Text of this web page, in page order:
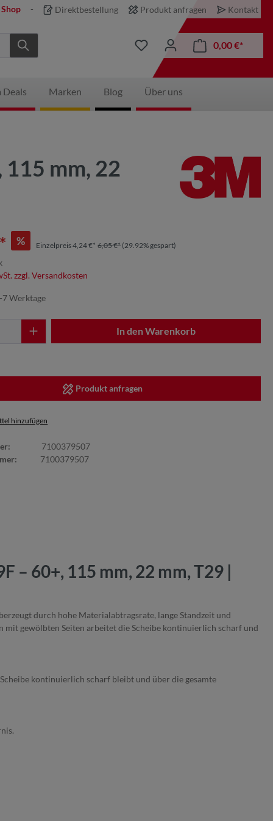
Direktbestellung Produkt anfragen Kontakt
0,00 €*
Deals Marken Blog Über uns
mm, 22
% Einzelpreis 4,24 €* 6,05 €* (29.92% gespart)
zzgl. Versandkosten
Werktage
In den Warenkorb
Produkt anfragen
hinzufügen
7100379507
7100379507
60+, 115 mm, 22 mm, T29 |
durch hohe Materialabtragsrate, lange Standzeit und
gewölbten Seiten arbeitet die Scheibe kontinuierlich scharf und
kontinuierlich scharf bleibt und über die gesamte